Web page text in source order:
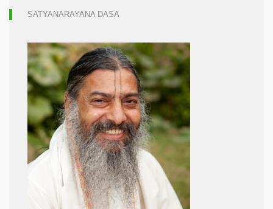
SATYANARAYANA DASA